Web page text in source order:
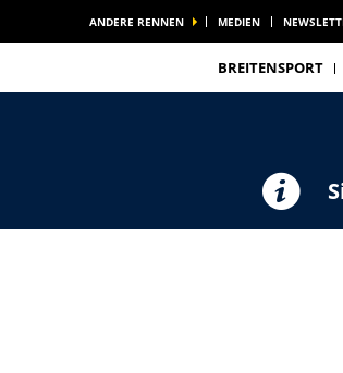
ANDERE RENNEN MEDIEN
BREITENSPORT